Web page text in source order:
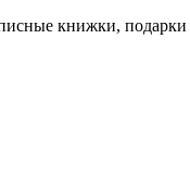
книжки,